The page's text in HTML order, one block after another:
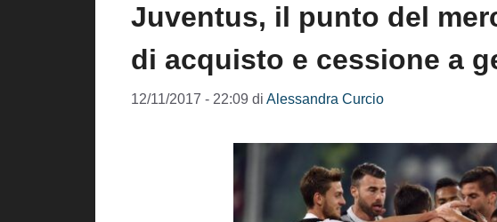
Juventus, il punto del
di acquisto e cessione a
12/11/2017 - 22:09 di Alessandra Curcio